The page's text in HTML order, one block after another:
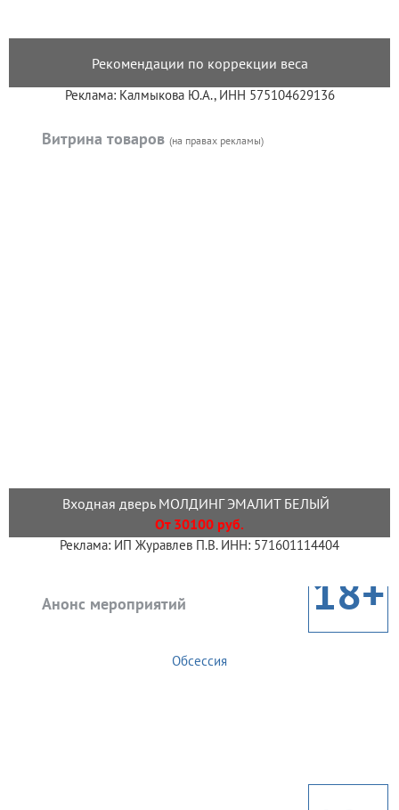
Рекомендации по коррекции веса
Реклама: Калмыкова Ю.А., ИНН 575104629136
Витрина товаров (на правах рекламы)
Входная дверь МОЛДИНГ ЭМАЛИТ БЕЛЫЙ
От 30100 руб.
Реклама: ИП Журавлев П.В. ИНН: 571601114404
Анонс мероприятий 18+
Обсессия